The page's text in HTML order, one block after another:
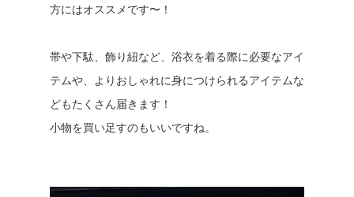
方にはオススメです〜！
帯や下駄、飾り紐など、浴衣を着る際に必要なアイ
テムや、よりおしゃれに身につけられるアイテムな
どもたくさん届きます！
小物を買い足すのもいいですね。